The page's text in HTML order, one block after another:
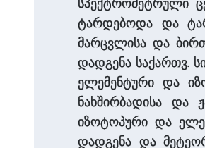
ტარდებოდა და
მარცვლისა და
დადგენა საქართვ.
ელემენტური და
ნახშირბადისა და
იზოტოპური და
დადგენა და